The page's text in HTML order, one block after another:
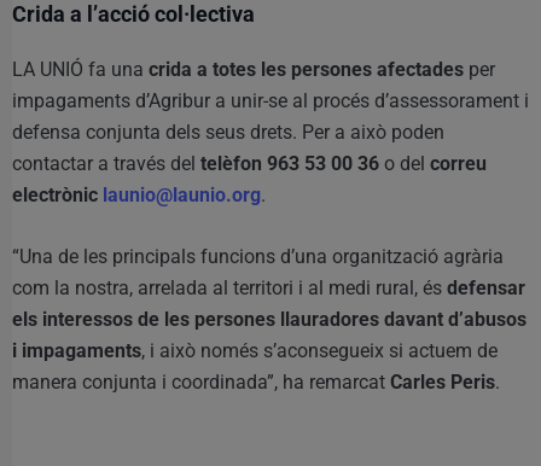
Crida a l’acció col·lectiva
LA UNIÓ fa una crida a totes les persones afectades per
impagaments d’Agribur a unir-se al procés d’assessorament i
defensa conjunta dels seus drets. Per a això poden
contactar a través del telèfon 963 53 00 36 o del correu
electrònic launio@launio.org.
“Una de les principals funcions d’una organització agrària
com la nostra, arrelada al territori i al medi rural, és defensar
els interessos de les persones llauradores davant d’abusos
i impagaments, i això només s’aconsegueix si actuem de
manera conjunta i coordinada”, ha remarcat Carles Peris.